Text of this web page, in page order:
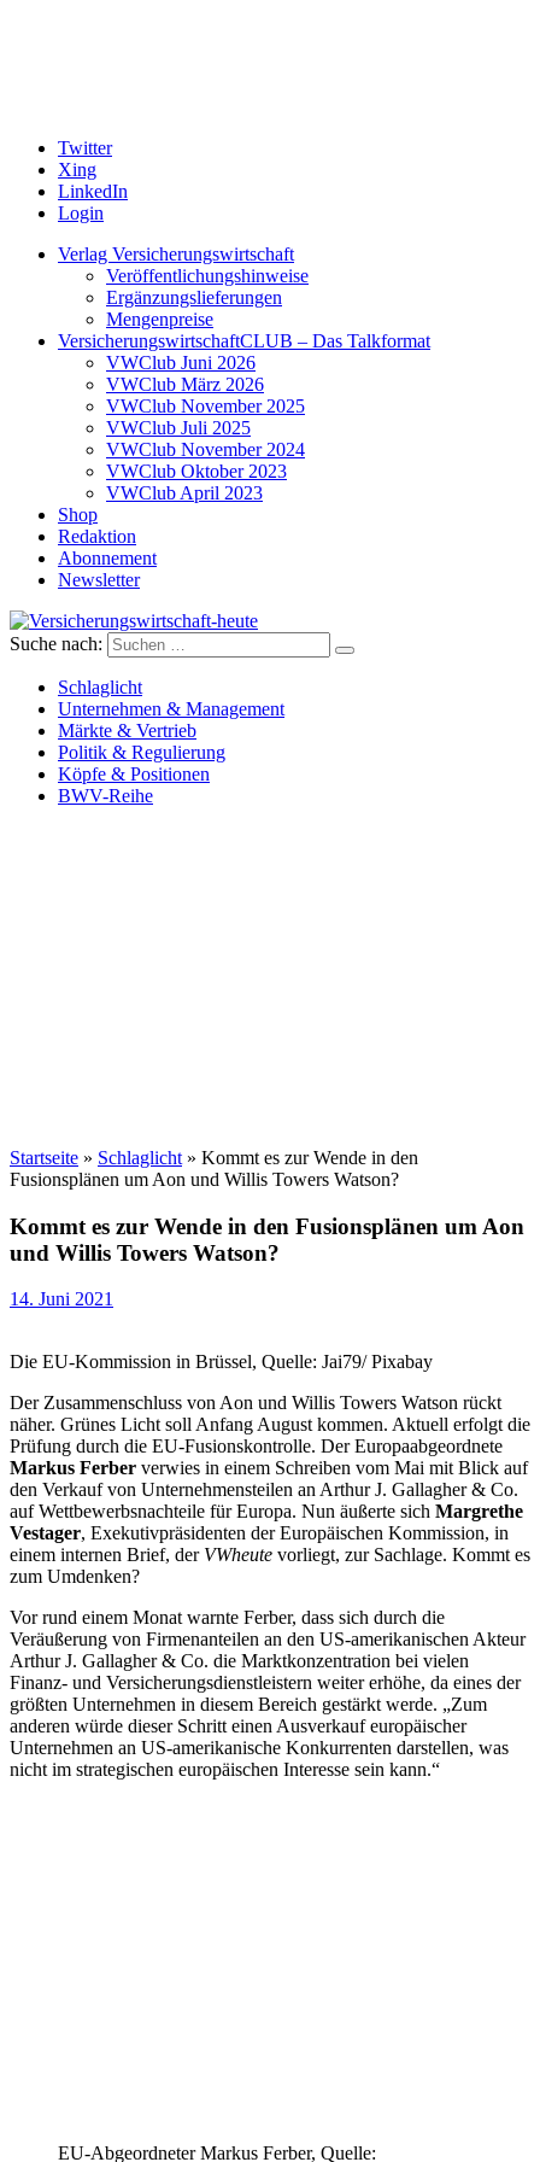
Twitter
Xing
LinkedIn
Login
Verlag Versicherungswirtschaft
Veröffentlichungshinweise
Ergänzungslieferungen
Mengenpreise
VersicherungswirtschaftCLUB – Das Talkformat
VWClub Juni 2026
VWClub März 2026
VWClub November 2025
VWClub Juli 2025
VWClub November 2024
VWClub Oktober 2023
VWClub April 2023
Shop
Redaktion
Abonnement
Newsletter
Versicherungswirtschaft-heute
Suche nach:
Schlaglicht
Unternehmen & Management
Märkte & Vertrieb
Politik & Regulierung
Köpfe & Positionen
BWV-Reihe
Startseite » Schlaglicht » Kommt es zur Wende in den
Fusionsplänen um Aon und Willis Towers Watson?
Kommt es zur Wende in den Fusionsplänen um Aon
und Willis Towers Watson?
14. Juni 2021
Die EU-Kommission in Brüssel, Quelle: Jai79/ Pixabay
Der Zusammenschluss von Aon und Willis Towers Watson rückt
näher. Grünes Licht soll Anfang August kommen. Aktuell erfolgt die
Prüfung durch die EU-Fusionskontrolle. Der Europaabgeordnete
Markus Ferber verwies in einem Schreiben vom Mai mit Blick auf
den Verkauf von Unternehmensteilen an Arthur J. Gallagher & Co.
auf Wettbewerbsnachteile für Europa. Nun äußerte sich Margrethe
Vestager, Exekutivpräsidenten der Europäischen Kommission, in
einem internen Brief, der VWheute vorliegt, zur Sachlage. Kommt es
zum Umdenken?
Vor rund einem Monat warnte Ferber, dass sich durch die
Veräußerung von Firmenanteilen an den US-amerikanischen Akteur
Arthur J. Gallagher & Co. die Marktkonzentration bei vielen
Finanz- und Versicherungsdienstleistern weiter erhöhe, da eines der
größten Unternehmen in diesem Bereich gestärkt werde. „Zum
anderen würde dieser Schritt einen Ausverkauf europäischer
Unternehmen an US-amerikanische Konkurrenten darstellen, was
nicht im strategischen europäischen Interesse sein kann.“
EU-Abgeordneter Markus Ferber, Quelle: